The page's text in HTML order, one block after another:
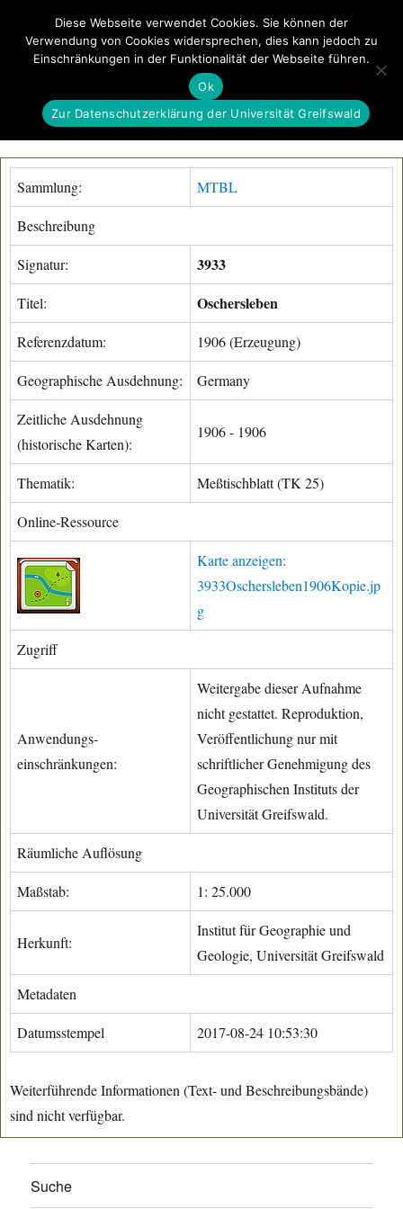
GeoGREIF MENÜ
Sammlung: MTBL
Beschreibung
Signatur: 3933
Titel: Oschersleben
Referenzdatum: 1906 (Erzeugung)
Geographische Ausdehnung: Germany
Zeitliche Ausdehnung
(historische Karten):
1906 - 1906
Thematik: Meßtischblatt (TK 25)
Online-Ressource
Karte anzeigen:
3933Oschersleben1906Kopie.jp
g
Zugriff
Anwendungs-
einschränkungen:
Weitergabe dieser Aufnahme
nicht gestattet. Reproduktion,
Veröffentlichung nur mit
schriftlicher Genehmigung des
Geographischen Instituts der
Universität Greifswald.
Räumliche Auflösung
Maßstab: 1: 25.000
Herkunft:
Institut für Geographie und
Geologie, Universität Greifswald
Metadaten
Datumsstempel 2017-08-24 10:53:30
Weiterführende Informationen (Text- und Beschreibungsbände)
sind nicht verfügbar.
Suche
Diese Webseite verwendet Cookies. Sie können der
Verwendung von Cookies widersprechen, dies kann jedoch zu
Einschränkungen in der Funktionalität der Webseite führen.
Ok
Zur Datenschutzerklärung der Universität Greifswald